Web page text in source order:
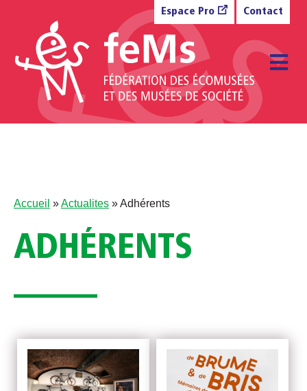
Espace Pro Contact
Accueil »Actualites »Adhérents
ADHÉRENTS